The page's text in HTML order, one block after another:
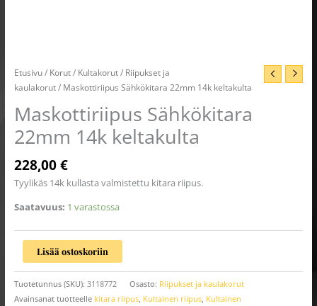
Etusivu/ Korut/ Kultakorut/ Riipukset ja
kaulakorut/ Maskottiriipus Sähkökitara 22mm 14k keltakulta
Maskottiriipus Sähkökitara
22mm 14k keltakulta
228,00€
Tyylikäs 14k kullasta valmistettu kitara riipus.
Saatavuus: 1 varastossa
Lisää ostoskoriin
Tuotetunnus (SKU): 3118772 Osasto: Riipukset ja kaulakorut
Avainsanat tuotteelle kitara riipus, Kultainen riipus, Kultainen